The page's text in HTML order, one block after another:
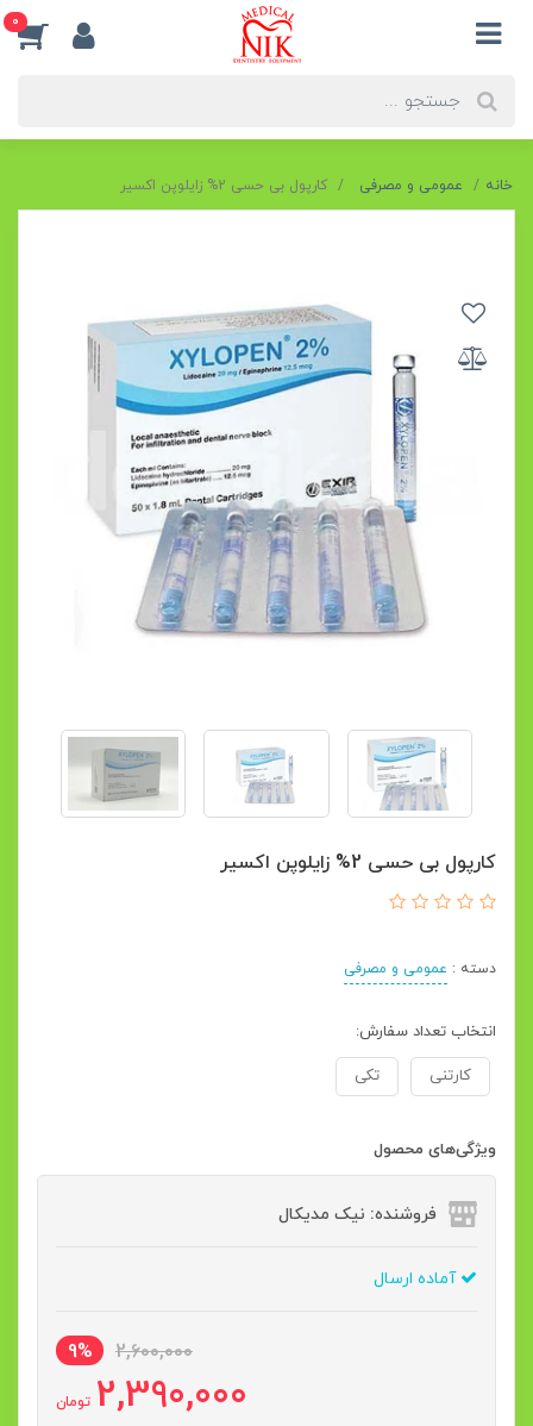
0
خانه عمومی و مصرفی کارپول بی حسی 2% زایلوپن اکسیر
کارپول بی حسی 2% زایلوپن اکسیر
دسته : عمومی و مصرفی
انتخاب تعداد سفارش:
کارتنی تکی
ویژگی‌های محصول
فروشنده: نیک مدیکال
آماده ارسال
2,600,000
9%
2,390,000 تومان